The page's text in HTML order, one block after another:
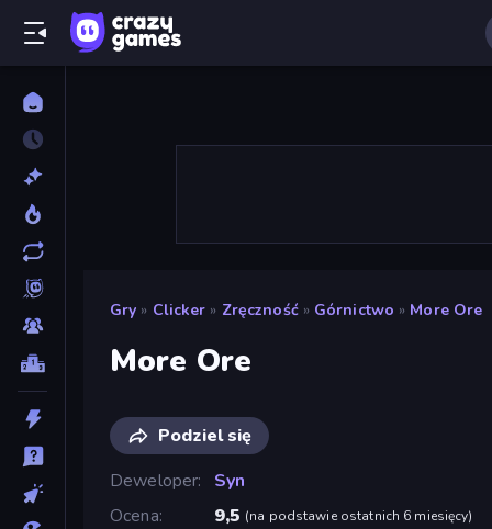
Gry » Clicker » Zręczność » Górnictwo » More Ore
More Ore
Podziel się
Deweloper
Syn
Ocena
9,5 (na podstawie ostatnich 6 miesięcy)